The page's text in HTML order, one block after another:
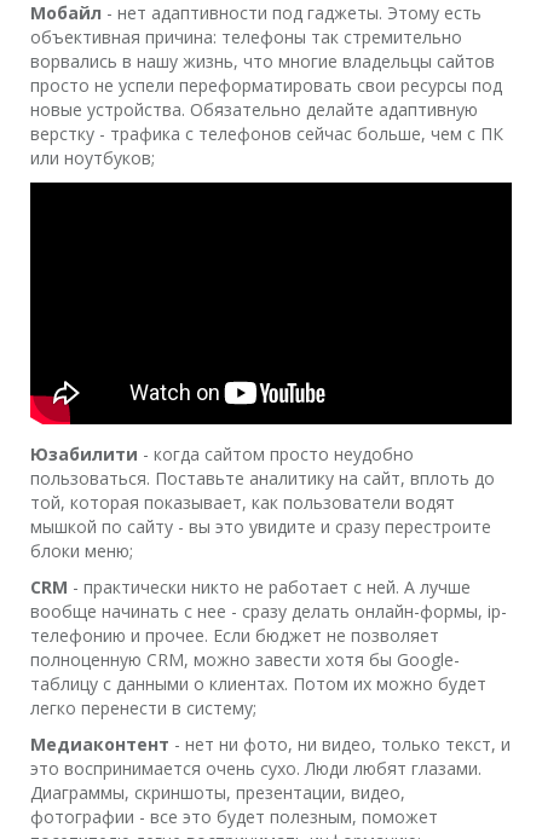
Мобайл - нет адаптивности под гаджеты. Этому есть
объективная причина: телефоны так стремительно
ворвались в нашу жизнь, что многие владельцы сайтов
просто не успели переформатировать свои ресурсы под
новые устройства. Обязательно делайте адаптивную
верстку - трафика с телефонов сейчас больше, чем с ПК
или ноутбуков;
Юзабилити - когда сайтом просто неудобно
пользоваться. Поставьте аналитику на сайт, вплоть до
той, которая показывает, как пользователи водят
мышкой по сайту - вы это увидите и сразу перестроите
блоки меню;
CRM - практически никто не работает с ней. А лучше
вообще начинать с нее - сразу делать онлайн-формы, ip-
телефонию и прочее. Если бюджет не позволяет
полноценную CRM, можно завести хотя бы Google-
таблицу с данными о клиентах. Потом их можно будет
легко перенести в систему;
Медиаконтент - нет ни фото, ни видео, только текст, и
это воспринимается очень сухо. Люди любят глазами.
Диаграммы, скриншоты, презентации, видео,
фотографии - все это будет полезным, поможет